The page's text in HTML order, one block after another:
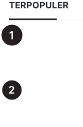
TERPOPULER